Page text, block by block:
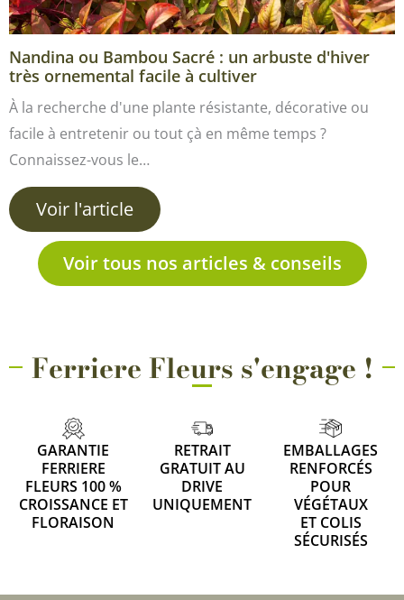
Nandina ou Bambou Sacré : un arbuste d'hiver
très ornemental facile à cultiver
À la recherche d'une plante résistante, décorative ou
facile à entretenir ou tout çà en même temps ?
Connaissez-vous le…
Voir l'article
Voir tous nos articles & conseils
Ferriere Fleurs s'engage !
GARANTIE
FERRIERE
FLEURS 100 %
CROISSANCE ET
FLORAISON
RETRAIT
GRATUIT AU
DRIVE
UNIQUEMENT
EMBALLAGES
RENFORCÉS
POUR
VÉGÉTAUX
ET COLIS
SÉCURISÉS